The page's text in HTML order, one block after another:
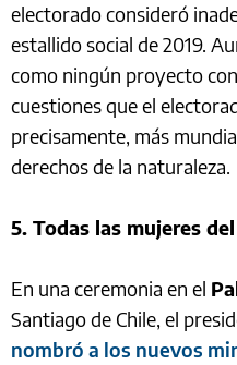
electorado consideró
estallido social de 2019.
como ningún proyecto
cuestiones que el
precisamente, más
derechos de la naturaleza.
5. Todas las mujeres
En una ceremonia en el
Santiago de Chile, el
nombró a los nuevos